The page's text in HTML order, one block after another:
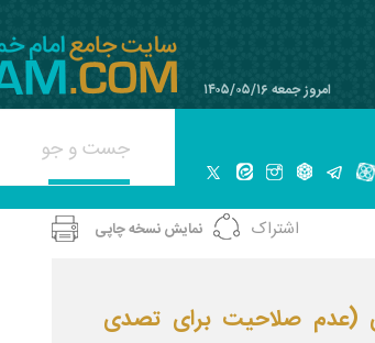
امروز جمعه ۱۴۰۵/۰۵/۱۶
اشتراک نمایش نسخه چاپی
(عدم صلاحیت برای تصدی